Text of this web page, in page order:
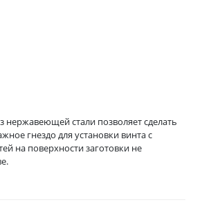
стали позволяет сделать
гнездо для установки винта с
на поверхности заготовки не